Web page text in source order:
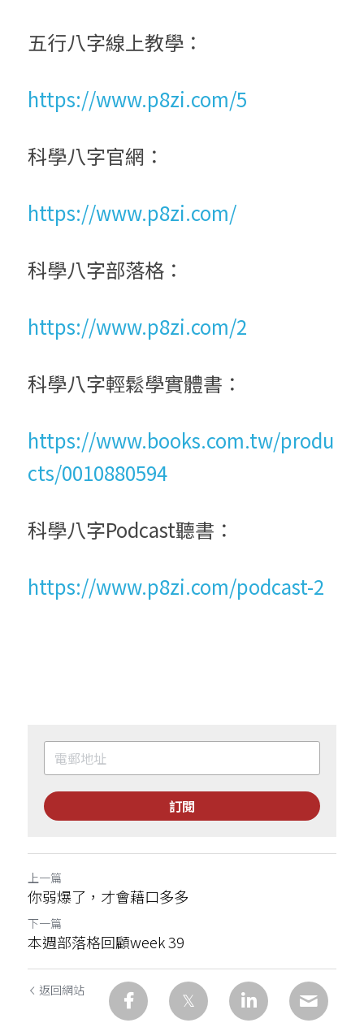
五行八字線上教學：
https://www.p8zi.com/5
科學八字官網：
https://www.p8zi.com/
科學八字部落格：
https://www.p8zi.com/2
科學八字輕鬆學實體書：
https://www.books.com.tw/produ
cts/0010880594
科學八字Podcast聽書：
https://www.p8zi.com/podcast-2
訂閱
上一篇
你弱爆了，才會藉口多多
下一篇
本週部落格回顧week 39
返回網站